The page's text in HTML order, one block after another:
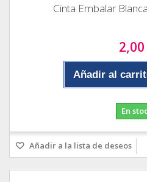
Cinta Embalar
Añadir al
En
Añadir a la lista de deseos